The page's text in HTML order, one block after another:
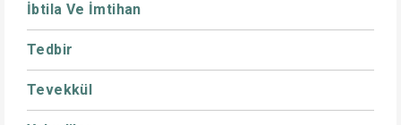
İbtila Ve İmtihan
Tedbir
Tevekkül